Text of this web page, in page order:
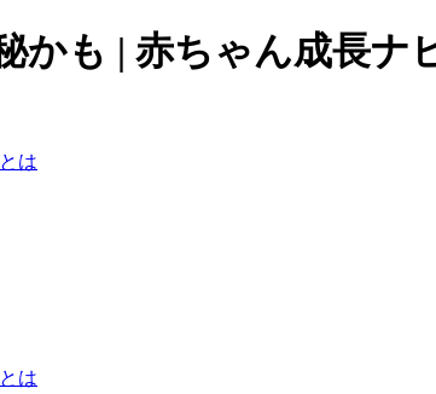
かも | 赤ちゃん成長ナ
は
は